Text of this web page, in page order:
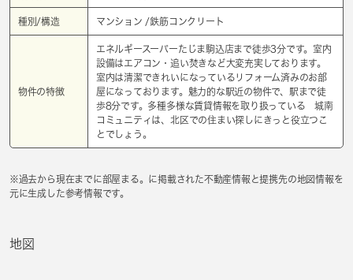
種別/構造 マンション /鉄筋コンクリート
物件の特徴
エネルギースーパーたじま駒込店まで徒歩3分です。室内
設備はエアコン・追い焚きなど大変充実しております。
室内は清潔できれいになっているリフォーム済みのお部
屋になっております。魅力的な駅近の物件で、駅まで徒
歩8分です。多種多様な賃貸情報を取り扱っている 城南
コミュニティは、北区での住まい探しにきっと役立つこ
とでしょう。
※過去から現在までに部屋まる。に掲載された不動産情報と提携先の地図情報を
元に生成した参考情報です。
地図